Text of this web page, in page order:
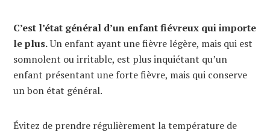
C’est l’état général d’un enfant fiévreux qui importe
le plus.Un enfant ayant une fièvre légère, mais qui est
somnolent ou irritable, est plus inquiétant qu’un
enfant présentant une forte fièvre, mais qui conserve
un bon état général.
Évitez de prendre régulièrement la température de